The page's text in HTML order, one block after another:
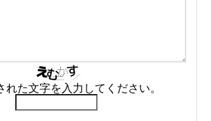
れた文字を入力してください。